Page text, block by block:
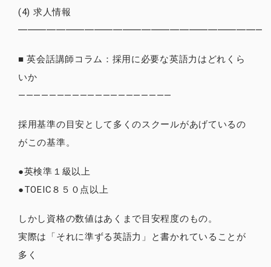
(4) 求人情報
■ 英会話講師コラム：採用に必要な英語力はどれくら
いか
————————————————————
採用基準の目安として多くのスクールがあげているの
がこの基準。
●英検準１級以上
●TOEIC８５０点以上
しかし資格の数値はあくまで目安程度のもの。
実際は「それに準ずる英語力」と書かれていることが
多く